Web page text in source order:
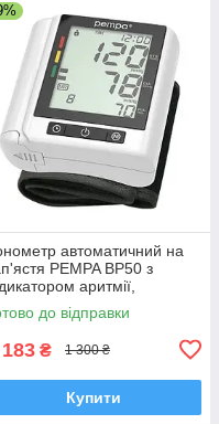
автоматичний на
PEMPA BP50 з
аритмії,
Польща
до відправки
₴ 1 300 ₴
Купити